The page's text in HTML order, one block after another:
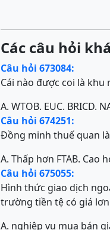
Các câu hỏi
Câu hỏi 673084:
Cái nào được coi là khu
A. WTOB. EUC. BRICD.
Câu hỏi 674251:
Đồng minh thuế quan
A. Thấp hơn FTAB. Cao
Câu hỏi 675055:
Hình thức giao dịch
trường tiền tệ có giá
A. nghiệp vụ mua bán